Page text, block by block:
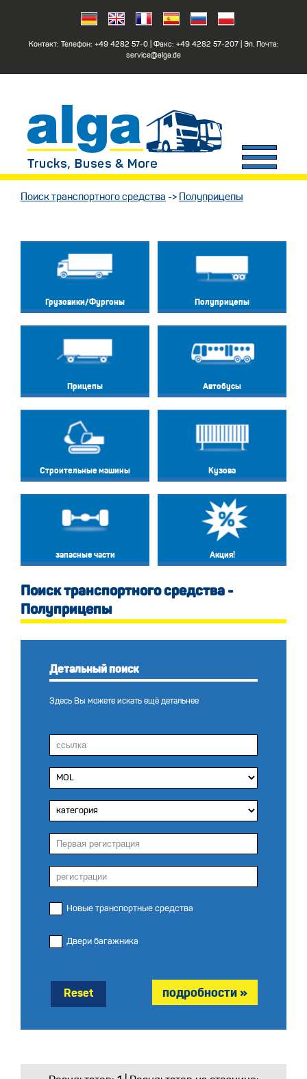
Контакт: Телефон: +49 4282 57-0| Факс: +49 4282 57-207| Эл. Почта:
service@alga.de
Поиск транспортного средства -> Полуприцепы
Грузовики/Фургоны Полуприцепы
Прицепы Автобусы
Строительные машины Кузова
запасные части Акция!
Поиск транспортного средства -
Полуприцепы
Детальный поиск
Здесь Вы можете искать ещё детальнее
Новые транспортные средства
Двери багажника
Reset